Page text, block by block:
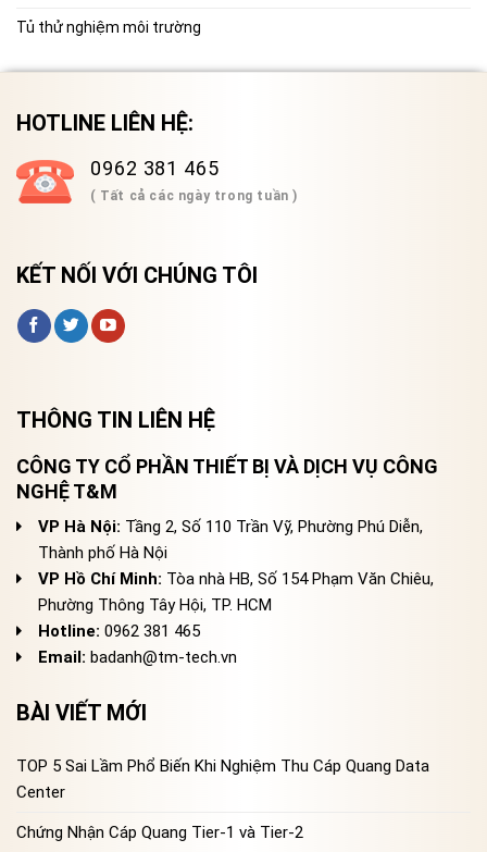
Tủ thử nghiệm môi trường
HOTLINE LIÊN HỆ:
0962 381 465
( Tất cả các ngày trong tuần )
KẾT NỐI VỚI CHÚNG TÔI
THÔNG TIN LIÊN HỆ
CÔNG TY CỔ PHẦN THIẾT BỊ VÀ DỊCH VỤ CÔNG
NGHỆ T&M
VP Hà Nội: Tầng 2, Số 110 Trần Vỹ, Phường Phú Diễn,
Thành phố Hà Nội
VP Hồ Chí Minh: Tòa nhà HB, Số 154 Phạm Văn Chiêu,
Phường Thông Tây Hội, TP. HCM
Hotline: 0962 381 465
Email: badanh@tm-tech.vn
BÀI VIẾT MỚI
TOP 5 Sai Lầm Phổ Biến Khi Nghiệm Thu Cáp Quang Data
Center
Chứng Nhận Cáp Quang Tier-1 và Tier-2